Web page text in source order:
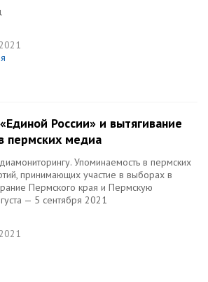
России» и вытягивание
пермских медиа
Упоминаемость в пермских
принимающих участие в выборах в
Пермского края и Пермскую
— 5 сентября 2021